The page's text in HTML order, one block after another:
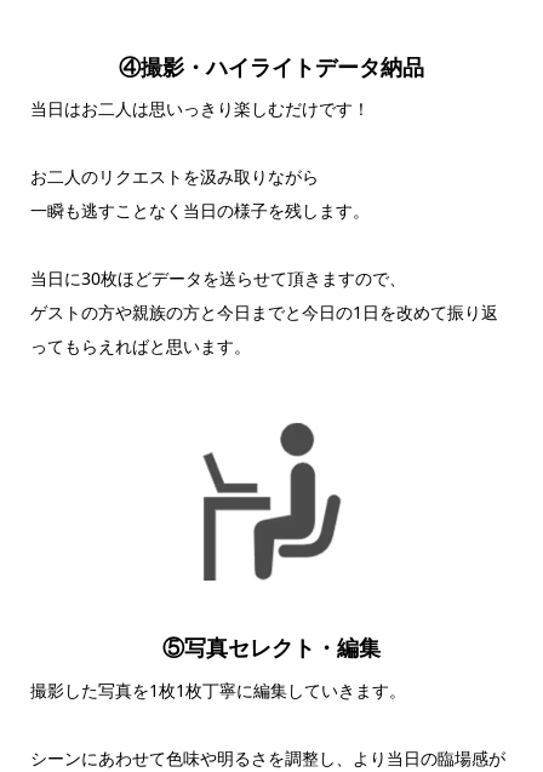
④撮影・ハイライトデータ納品
当日はお二人は思いっきり楽しむだけです！
お二人のリクエストを汲み取りながら
一瞬も逃すことなく当日の様子を残します。
当日に30枚ほどデータを送らせて頂きますので、
ゲストの方や親族の方と今日までと今日の1日を改めて振り返
ってもらえればと思います。
⑤写真セレクト・編集
撮影した写真を1枚1枚丁寧に編集していきます。
シーンにあわせて色味や明るさを調整し、より当日の臨場感が